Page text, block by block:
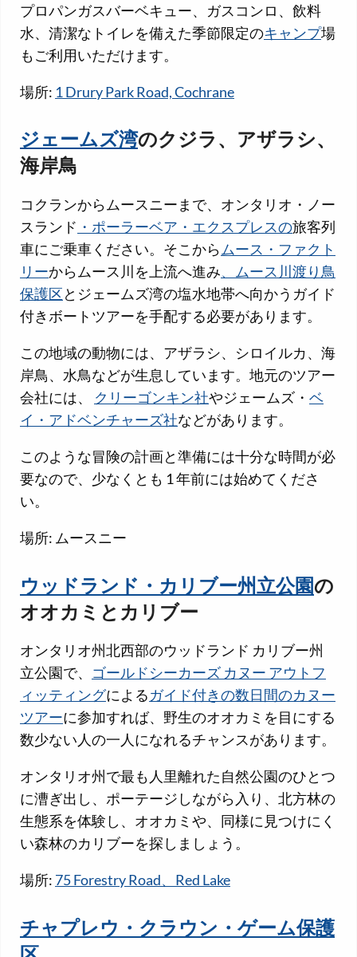
プロパンガスバーベキュー、ガスコンロ、飲料
水、清潔なトイレを備えた季節限定のキャンプ場
もご利用いただけます。
場所: 1 Drury Park Road, Cochrane
ジェームズ湾のクジラ、アザラシ、
海岸鳥
コクランからムースニーまで、オンタリオ・ノー
スランド ・ポーラーベア・エクスプレスの旅客列
車にご乗車ください。そこから ムース・ファクト
リーからムース川を上流へ進み、ムース川渡り鳥
保護区とジェームズ湾の塩水地帯へ向かうガイド
付きボートツアーを手配する必要があります。
この地域の動物には、アザラシ、シロイルカ、海
岸鳥、水鳥などが生息しています。地元のツアー
会社には、 クリーゴンキン社やジェームズ・ ベ
イ・アドベンチャーズ社などがあります。
このような冒険の計画と準備には十分な時間が必
要なので、少なくとも 1 年前には始めてくださ
い。
場所: ムースニー
ウッドランド・カリブー州立公園の
オオカミとカリブー
オンタリオ州北西部のウッドランド カリブー州
立公園で、 ゴールドシーカーズ カヌー アウトフ
ィッティングによるガイド付きの数日間のカヌー
ツアーに参加すれば、野生のオオカミを目にする
数少ない人の一人になれるチャンスがあります。
オンタリオ州で最も人里離れた自然公園のひとつ
に漕ぎ出し、ポーテージしながら入り、北方林の
生態系を体験し、オオカミや、同様に見つけにく
い森林のカリブーを探しましょう。
場所: 75 Forestry Road、Red Lake
チャプレウ・クラウン・ゲーム保護